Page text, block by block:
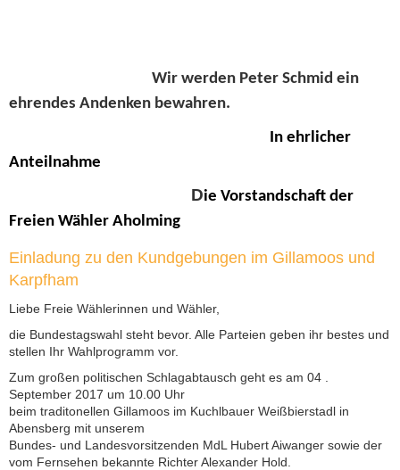
Wir werden Peter Schmid ein
ehrendes Andenken bewahren.
In ehrlicher
Anteilnahme
Die Vorstandschaft der
Freien Wähler Aholming
Einladung zu den Kundgebungen im Gillamoos und
Karpfham
Liebe Freie Wählerinnen und Wähler,
die Bundestagswahl steht bevor. Alle Parteien geben ihr bestes und
stellen Ihr Wahlprogramm vor.
Zum großen politischen Schlagabtausch geht es am 04 .
September 2017 um 10.00 Uhr
beim traditonellen Gillamoos im Kuchlbauer Weißbierstadl in
Abensberg mit unserem
Bundes- und Landesvorsitzenden MdL Hubert Aiwanger sowie der
vom Fernsehen bekannte Richter Alexander Hold.